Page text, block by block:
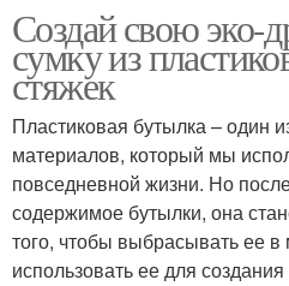
Создай свою
сумку из
стяжек
Пластиковая бутылка – один
материалов, который мы
повседневной жизни. Но
содержимое бутылки, она
того, чтобы выбрасывать ее
использовать ее для